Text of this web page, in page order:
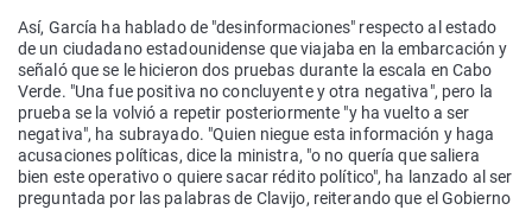
Así, García ha hablado de "desinformaciones" respecto al estado
de un ciudadano estadounidense que viajaba en la embarcación y
señaló que se le hicieron dos pruebas durante la escala en Cabo
Verde. "Una fue positiva no concluyente y otra negativa", pero la
prueba se la volvió a repetir posteriormente "y ha vuelto a ser
negativa", ha subrayado. "Quien niegue esta información y haga
acusaciones políticas, dice la ministra, "o no quería que saliera
bien este operativo o quiere sacar rédito político", ha lanzado al ser
preguntada por las palabras de Clavijo, reiterando que el Gobierno